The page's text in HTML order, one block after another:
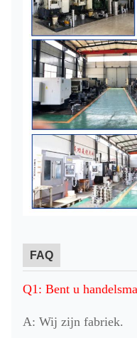
FAQ
Q1: Bent u
A: Wij zijn fabriek.